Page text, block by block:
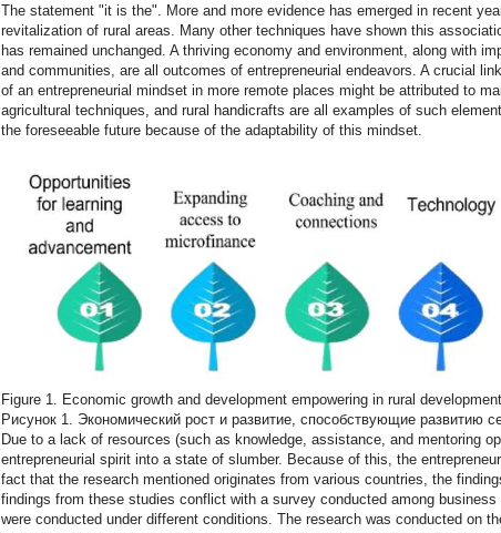
The statement "it is the". More and more evidence has emerged in recent
revitalization of rural areas. Many other techniques have shown this
has remained unchanged. A thriving economy and environment, along with
and communities, are all outcomes of entrepreneurial endeavors. A crucial
of an entrepreneurial mindset in more remote places might be attributed to
agricultural techniques, and rural handicrafts are all examples of such
the foreseeable future because of the adaptability of this mindset.
Figure 1. Economic growth and development empowering in rural
Рисунок 1. Экономический рост и развитие, способствующие развитию
Due to a lack of resources (such as knowledge, assistance, and mentoring
entrepreneurial spirit into a state of slumber. Because of this, the
fact that the research mentioned originates from various countries, the
findings from these studies conflict with a survey conducted among
were conducted under different conditions. The research was conducted on